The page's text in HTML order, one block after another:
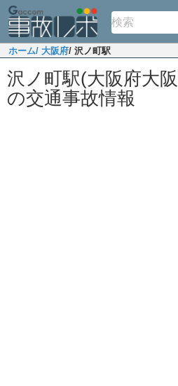
ホーム/ 大阪府/ 沢ノ町駅
沢ノ町駅(大阪府大
の交通事故情報